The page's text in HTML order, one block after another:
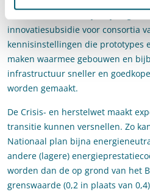
innovatiesubsidie voor consortia
kennisinstellingen die prototypes
maken waarmee gebouwen en
infrastructuur sneller en
worden gemaakt.
De Crisis- en herstelwet maakt
transitie kunnen versnellen. Zo
Nationaal plan bijna
andere (lagere)
worden dan de op grond van het
grenswaarde (0,2 in plaats van